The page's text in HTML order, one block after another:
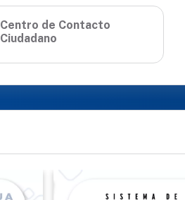
Centro de Contacto
Ciudadano